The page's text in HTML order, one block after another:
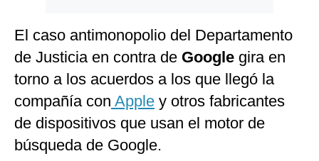
El caso antimonopolio del Departamento
de Justicia en contra de Google gira en
torno a los acuerdos a los que llegó la
compañía con Apple y otros fabricantes
de dispositivos que usan el motor de
búsqueda de Google.